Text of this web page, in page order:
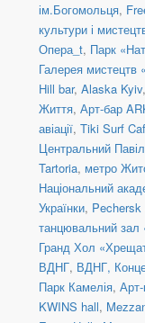
ім.Богомольця,
культури і
Опера_t, Парк
Галерея мистецтв
Hill bar, Alaska Kyiv,
Життя, Арт-бар
авіації, Tiki Surf
Центральний
Tartoria, метро
Національний
Українки,
танцювальний зал
Гранд Хол
ВДНГ, ВДНГ,
Парк Камелія,
KWINS hall,